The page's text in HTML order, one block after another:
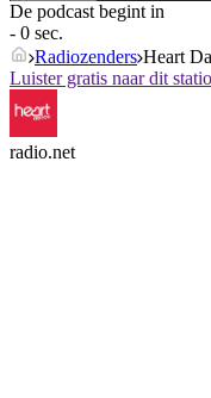
De podcast begint in
- 0 sec.
Radiozenders Heart
Luister gratis naar dit
radio.net